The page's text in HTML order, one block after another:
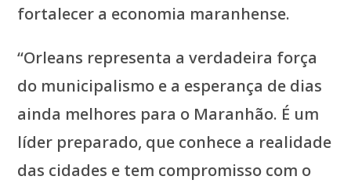
fortalecer a economia maranhense.
“Orleans representa a verdadeira força
do municipalismo e a esperança de dias
ainda melhores para o Maranhão. É um
líder preparado, que conhece a realidade
das cidades e tem compromisso com o